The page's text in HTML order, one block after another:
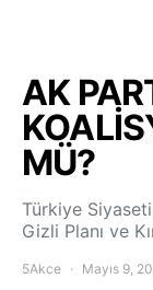
AK
MÜ?
Türkiye
Gizli Planı ve
5Akce Mayıs 9,